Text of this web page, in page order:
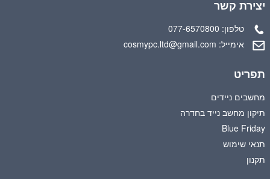
יצירת קשר
טלפון: 077-6570800
אימייל: cosmypc.ltd@gmail.com
תפריט
מחשבים ניידים
תיקון מחשב נייד בחדרה
Blue Friday
תנאי שימוש
תקנון